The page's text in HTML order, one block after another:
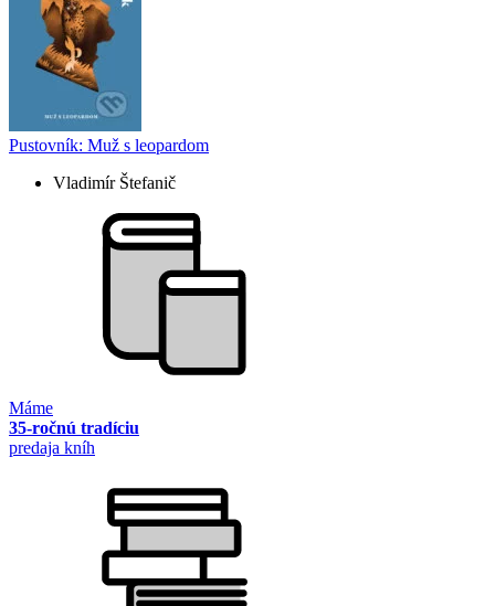
Pustovník: Muž s leopardom
Vladimír Štefanič
Máme
35-ročnú tradíciu
predaja kníh